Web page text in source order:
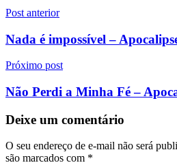
Navegação
de
Post anterior
Nada é impossível –
Próximo post
Não Perdi a Minha Fé –
Deixe um comentário
O seu endereço de e-mail não será
são marcados com *